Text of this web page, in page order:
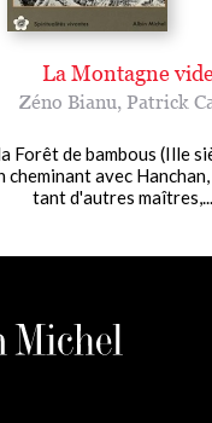
La Montagne
Zéno Bianu, Patrick
Forêt de bambous (Ille
cheminant avec
tant d'autres